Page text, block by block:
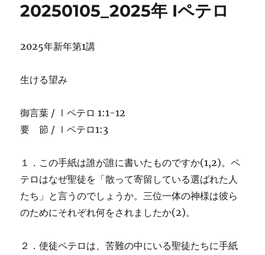
ー
モ
20250105_2025年 Iペテロ
2025年新年第1講
生ける望み
御言葉 / Ⅰペテロ 1:1-12
要 節 / Ⅰペテロ1:3
１．この手紙は誰が誰に書いたものですか(1,2)。ペ
テロはなぜ聖徒を「散って寄留している選ばれた人
たち」と言うのでしょうか。三位一体の神様は彼ら
のためにそれぞれ何をされましたか(2)。
２．使徒ペテロは、苦難の中にいる聖徒たちに手紙